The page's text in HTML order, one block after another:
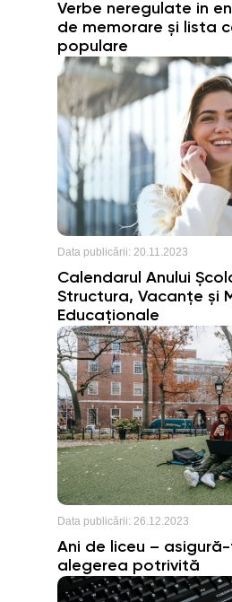
Verbe neregulate in
de memorare și lista
populare
Data publicării: 20.11.2023
Calendarul Anului
Structura, Vacanțe și
Educaționale
Data publicării: 26.12.2023
Ani de liceu –
alegerea potrivită